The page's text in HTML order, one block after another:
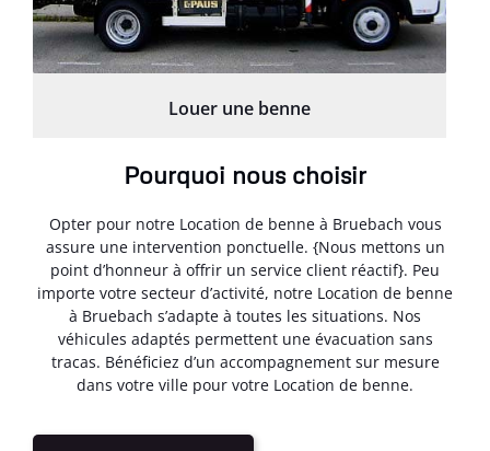
Louer une benne
Pourquoi nous choisir
Opter pour notre Location de benne à Bruebach vous
assure une intervention ponctuelle. {Nous mettons un
point d’honneur à offrir un service client réactif}. Peu
importe votre secteur d’activité, notre Location de benne
à Bruebach s’adapte à toutes les situations. Nos
véhicules adaptés permettent une évacuation sans
tracas. Bénéficiez d’un accompagnement sur mesure
dans votre ville pour votre Location de benne.